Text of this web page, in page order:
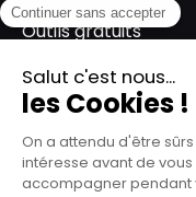
Outils gratuits
L'équipe ferway